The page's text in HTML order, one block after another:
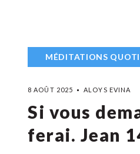
MÉDITATIONS
8 AOÛT 2025 ALOYS EVINA
Si vous
ferai. Jean